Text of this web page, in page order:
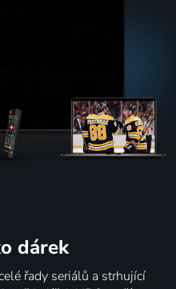
dárek
řady seriálů a strhující